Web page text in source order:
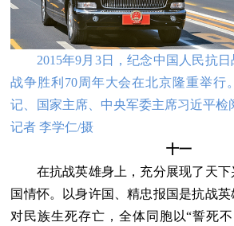
2015年9月3日，纪念中国人民抗
战争胜利70周年大会在北京隆重举行
记、国家主席、中央军委主席习近平检
记者 李学仁/摄
十一
在抗战英雄身上，充分展现了天下
国情怀。以身许国、精忠报国是抗战
对民族生死存亡，全体同胞以“誓死